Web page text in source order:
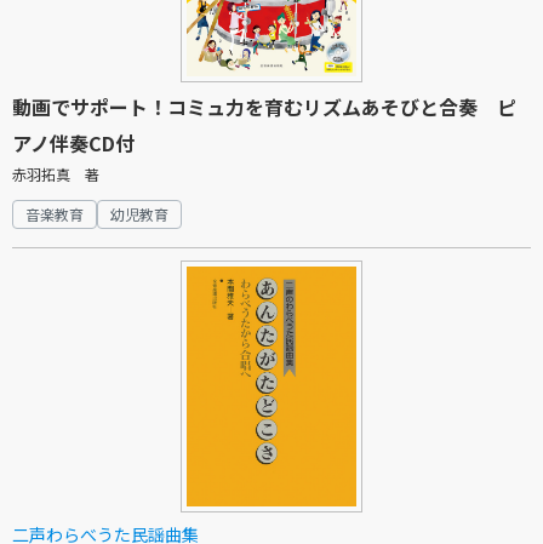
動画でサポート！コミュ力を育むリズムあそびと合奏 ピ
アノ伴奏CD付
赤羽拓真 著
音楽教育
幼児教育
二声わらべうた民謡曲集